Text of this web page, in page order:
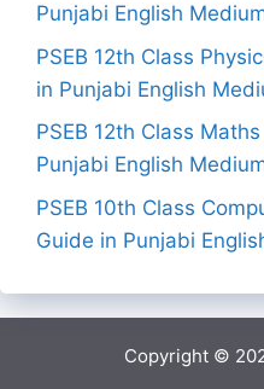
Punjabi English
PSEB 12th Class
in Punjabi English
PSEB 12th Class
Punjabi English
PSEB 10th Class
Guide in Punjabi
Copyright ©